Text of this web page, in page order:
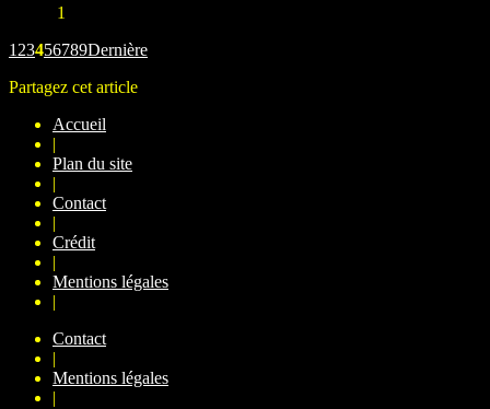
1
123456789Dernière
Partagez cet article
Accueil
|
Plan du site
|
Contact
|
Crédit
|
Mentions légales
|
Contact
|
Mentions légales
|